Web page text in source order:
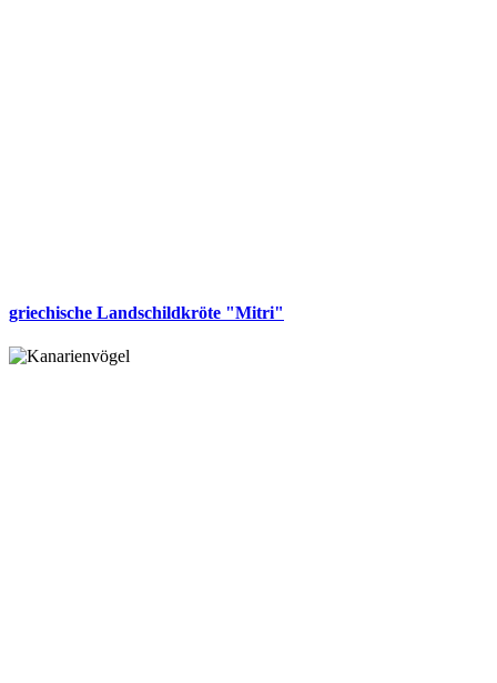
griechische Landschildkröte "Mitri"